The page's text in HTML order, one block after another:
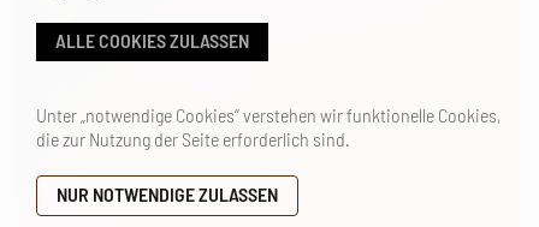
Unter „notwendige Cookies“ verstehen wir funktionelle Cookies,
die zur Nutzung der Seite erforderlich sind.